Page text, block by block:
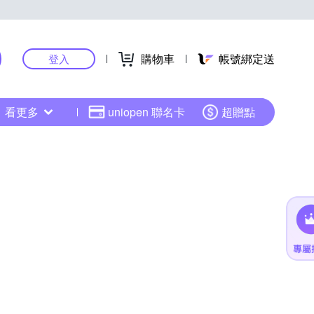
登入 購物車 帳號綁定送
看更多 uniopen 聯名卡 超贈點